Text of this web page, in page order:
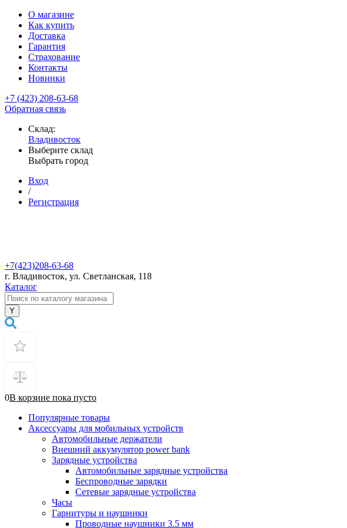
О магазине
Как купить
Доставка
Гарантия
Страхование
Контакты
Новинки
+7 (423) 208-63-68
Обратная связь
Склад:
Владивосток
Выберите склад
Выбрать город
Вход
/
Регистрация
+7(423)208-63-68
г. Владивосток, ул. Светланская, 118
Каталог
0В корзине пока пусто
Популярные товары
Аксессуары для мобильных устройств
Автомобильные держатели
Внешний аккумулятор power bank
Зарядные устройства
Автомобильные зарядные устройства
Беспроводные зарядки
Сетевые зарядные устройства
Часы
Гарнитуры и наушники
Проводные наушники 3.5 мм